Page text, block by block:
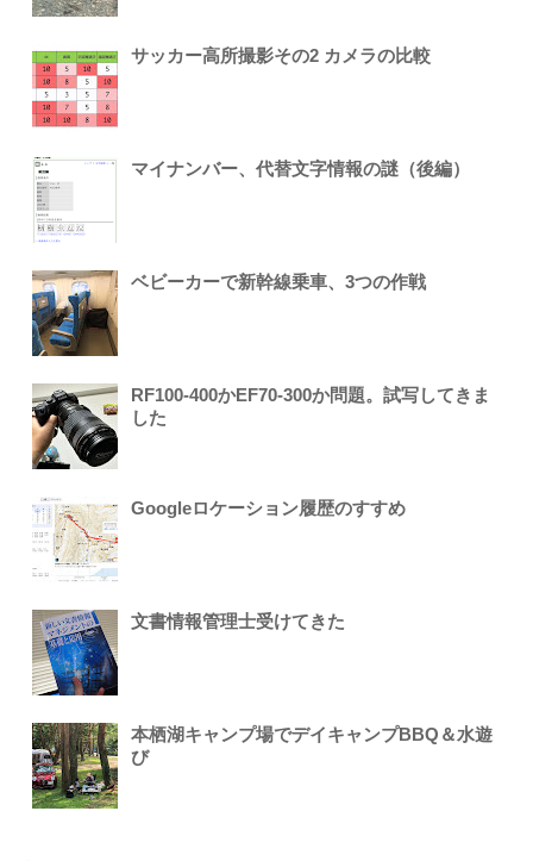
サッカー高所撮影その2 カメラの比較
マイナンバー、代替文字情報の謎（後編）
ベビーカーで新幹線乗車、3つの作戦
RF100-400かEF70-300か問題。試写してきま
した
Googleロケーション履歴のすすめ
文書情報管理士受けてきた
本栖湖キャンプ場でデイキャンプBBQ＆水遊
び